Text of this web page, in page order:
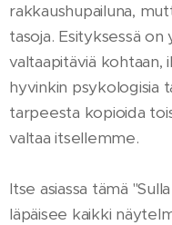
rakkaushupailuna,
tasoja. Esityksessä
valtaapitäviä kohtaan,
hyvinkin psykologisia
tarpeesta kopioida
valtaa itsellemme.
Itse asiassa tämä
läpäisee kaikki